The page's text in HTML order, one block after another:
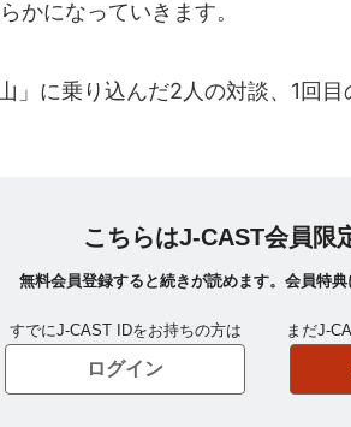
かになっていきます。
に乗り込んだ2人の対談、1回目